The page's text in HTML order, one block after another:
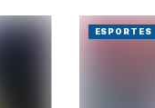
ESPORTES